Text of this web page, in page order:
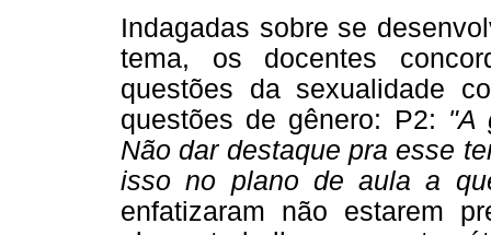
Indagadas sobre se
tema, os docentes
questões da sexualidade
questões de gênero: P2: "A
Não dar destaque pra esse
isso no plano de aula a
enfatizaram não estarem